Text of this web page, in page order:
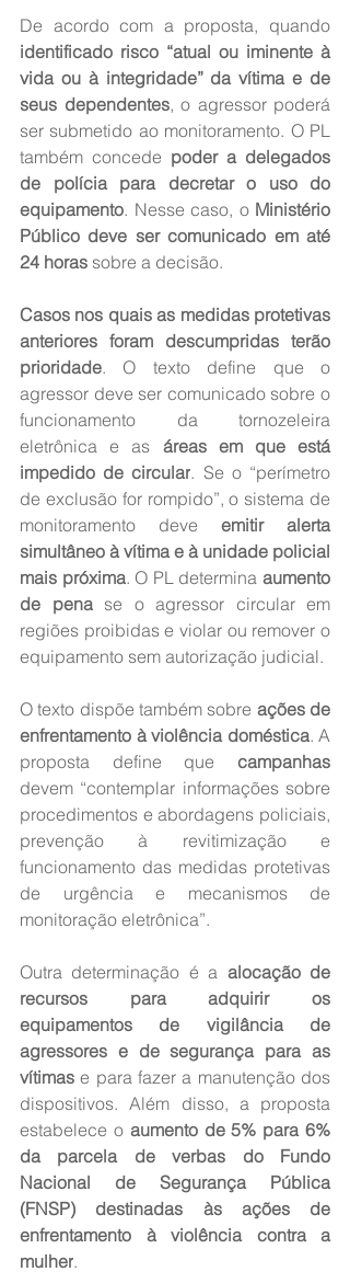
identificado risco “atual ou iminente à
vida ou à integridade” da vítima e de
seus dependentes, o agressor poderá
ser submetido ao monitoramento. O PL
também concede poder a delegados
de polícia para decretar o uso do
equipamento. Nesse caso, o Ministério
Público deve ser comunicado em até
24 horas sobre a decisão.
Casos nos quais as medidas protetivas
anteriores foram descumpridas terão
prioridade. O texto define que o
agressor deve ser comunicado sobre o
funcionamento da tornozeleira
eletrônica e as áreas em que está
impedido de circular. Se o “perímetro
de exclusão for rompido”, o sistema de
monitoramento deve emitir alerta
simultâneo à vítima e à unidade policial
mais próxima. O PL determina aumento
de pena se o agressor circular em
regiões proibidas e violar ou remover o
equipamento sem autorização judicial.
O texto dispõe também sobre ações de
enfrentamento à violência doméstica. A
proposta define que campanhas
devem “contemplar informações sobre
procedimentos e abordagens policiais,
prevenção à revitimização e
funcionamento das medidas protetivas
de urgência e mecanismos de
monitoração eletrônica”.
Outra determinação é a alocação de
recursos para adquirir os
equipamentos de vigilância de
agressores e de segurança para as
vítimas e para fazer a manutenção dos
dispositivos. Além disso, a proposta
estabelece o aumento de 5% para 6%
da parcela de verbas do Fundo
Nacional de Segurança Pública
(FNSP) destinadas às ações de
enfrentamento à violência contra a
mulher.